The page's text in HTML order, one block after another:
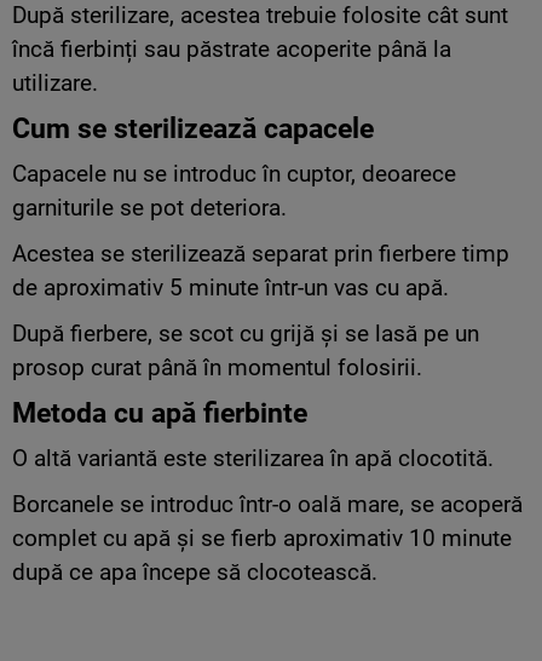
După sterilizare, acestea trebuie folosite cât sunt
încă fierbinți sau păstrate acoperite până la
utilizare.
Cum se sterilizează capacele
Capacele nu se introduc în cuptor, deoarece
garniturile se pot deteriora.
Acestea se sterilizează separat prin fierbere timp
de aproximativ 5 minute într-un vas cu apă.
După fierbere, se scot cu grijă și se lasă pe un
prosop curat până în momentul folosirii.
Metoda cu apă fierbinte
O altă variantă este sterilizarea în apă clocotită.
Borcanele se introduc într-o oală mare, se acoperă
complet cu apă și se fierb aproximativ 10 minute
după ce apa începe să clocotească.